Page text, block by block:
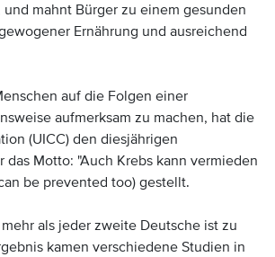
und mahnt Bürger zu einem gesunden
Ernährung und ausreichend
auf die Folgen einer
aufmerksam zu machen, hat die
(UICC) den diesjährigen
das Motto: "Auch Krebs kann vermieden
be prevented too) gestellt.
als jeder zweite Deutsche ist zu
kamen verschiedene Studien in